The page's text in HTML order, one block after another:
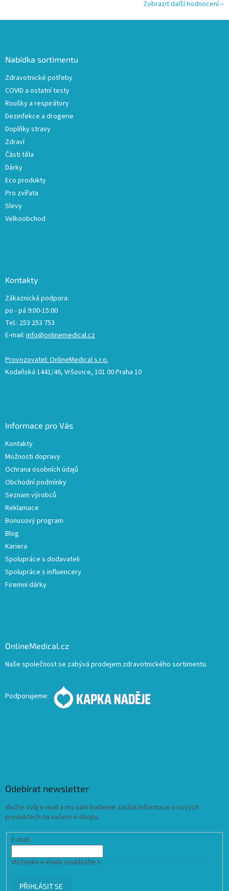
Zobrazit další hodnocení
Nabídka sortimentu
Zdravotnické potřeby
COVID a ostatní testy
Roušky a respirátory
Dezinfekce a drogerie
Doplňky stravy
Zdraví
Části těla
Dárky
Eco produkty
Pro zvířata
Slevy
Velkoobchod
Kontakty
Zákaznická podpora:
po - pá 9:00-15:00
Tel.: 253 253 753
E-mail: info@onlinemedical.cz
Provozovatel: OnlineMedical s.r.o.
Kodaňská 1441/46, Vršovice, 101 00 Praha 10
Informace pro Vás
Kontakty
Možnosti dopravy
Ochrana osobních údajů
Obchodní podmínky
Seznam výrobců
Reklamace
Bonusový program
Blog
Kariera
Spolupráce s dodavateli
Spolupráce s influencery
Firemní dárky
OnlineMedical.cz
Naše společnost se zabývá prodejem zdravotnického sortimentu.
Podporujeme:
Odebírat newsletter
Vložte svůj e-mail a my vám budeme zasílat informace o nových
produktech na našem e-shopu.
E-mail
Vložením e-mailu souhlasíte s
PŘIHLÁSIT SE